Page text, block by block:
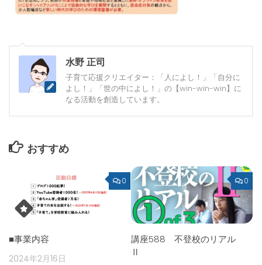
水野 正司
子育て応援クリエイター：「人によし！」「自分に
よし！」「世の中によし！」の【win-win-win】に
なる活動を創造しています。
おすすめ
0
■事業内容
2024年2月16日
0
講座588 不登校のリアル
Ⅱ